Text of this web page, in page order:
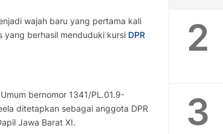
wajah baru yang pertama kali
yang berhasil menduduki kursi DPR
bernomor 1341/PL.01.9-
ditetapkan sebagai anggota DPR
Jawa Barat XI.
2
3